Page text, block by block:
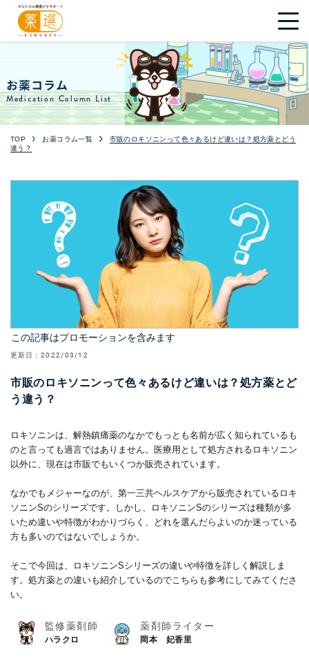
お薬コラム
Medication Column List
TOP お薬コラム一覧
市販のロキソニンって色々あるけど違いは？処方薬とどう
違う？
この記事はプロモーションを含みます
更新日： 2022/03/12
市販のロキソニンって色々あるけど違いは？処方薬とど
う違う？
ロキソニンは、解熱鎮痛薬のなかでもっとも名前が広く知られているも
のと言っても過言ではありません。医療用として処方されるロキソニン
以外に、現在は市販でもいくつか販売されています。
なかでもメジャーなのが、第一三共ヘルスケアから販売されているロキ
ソニンSのシリーズです。しかし、ロキソニンSのシリーズは種類が多
いため違いや特徴がわかりづらく、どれを選んだらよいのか迷っている
方も多いのではないでしょうか。
そこで今回は、ロキソニンSシリーズの違いや特徴を詳しく解説しま
す。処方薬との違いも紹介しているのでこちらも参考にしてみてくださ
い。
監修薬剤師
ハラクロ
薬剤師ライター
岡本 妃香里